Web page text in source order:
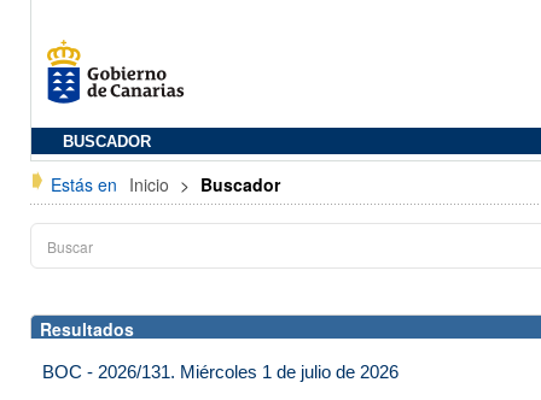
BUSCADOR
Estás en Inicio > Buscador
Resultados
BOC - 2026/131. Miércoles 1 de julio de 2026